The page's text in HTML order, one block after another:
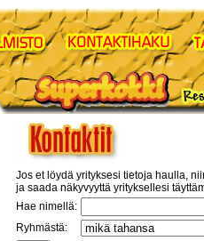
Jos et löydä yrityksesi tietoja haulla,
ja saada näkyvyyttä yrityksellesi
Hae nimellä:
Ryhmästä: